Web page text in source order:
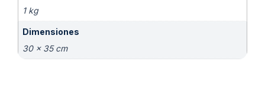
1 kg
Dimensiones
30 × 35 cm